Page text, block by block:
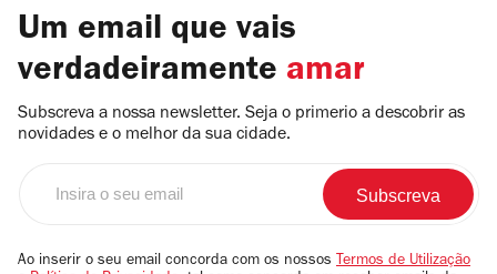
Um email que vais
verdadeiramente amar
Subscreva a nossa newsletter. Seja o primerio a descobrir as
novidades e o melhor da sua cidade.
email
Ao inserir o seu email concorda com os nossos Termos de Utilização